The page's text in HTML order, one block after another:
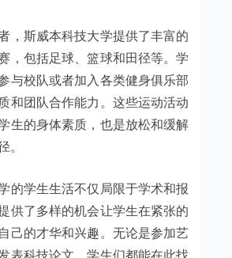
，斯威本科技大学提供了丰富的
，包括足球、篮球和田径等。学
与校队或者加入各类健身俱乐部
和团队合作能力。这些运动活动
生的身体素质，也是放松和缓解
。
的学生生活不仅局限于学术和报
供了多样的机会让学生在紧张的
己的才华和兴趣。无论是参加艺